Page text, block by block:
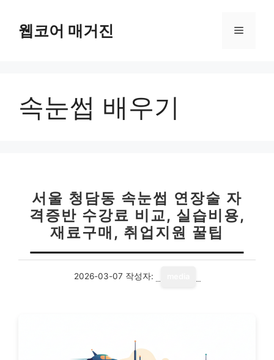
웹코어 매거진 메
속눈썹 배우기
서울 청담동 속눈썹 연장술 자
격증반 수강료 비교, 실습비용,
재료구매, 취업지원 꿀팁
2026-03-07 작성자: